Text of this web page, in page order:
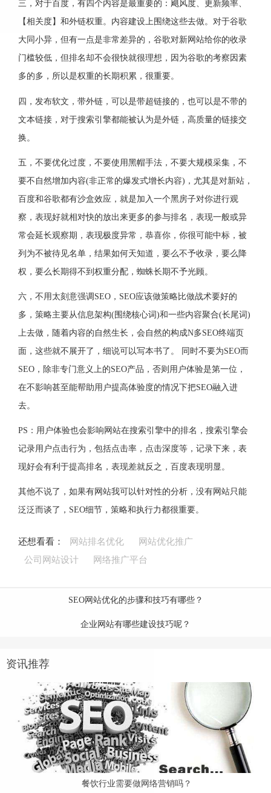
三，对于百度，有四个内容是最重要的：飓风度、更新频率、
【相关度】和外链权重。内容建设上围绕这些去做。对于谷歌
大同小异，但有一点是非常差异的，谷歌对新网站给你的收录
门槛较低，但排名却不会很快就很理想，因为谷歌的考察因素
多的多，所以是权重的长期积累，很重要。
四，发布软文，带外链，可以是带超链接的，也可以是不带的
文本链接，对于搜索引擎都能被认为是外链，高质量的链接交
换。
五，不要优化过度，不要使用黑帽手法，不要大规模采集，不
要不自然增加内容(非正常的爆发式增长内容)，尤其是对新站，
百度和谷歌都有沙盒效应，就是加入一个黑房子对你进行观
察，表现好就相对快的放出来更多的参与排名，表现一般或异
常会延长观察期，表现极度异常，恭喜你，你很可能中标，被
列为不被待见名单，结果如何天知道，要么不予收录，要么降
权，要么长期得不到权重分配，蜘蛛长期不予光顾。
六，不用太刻意强调SEO，SEO应该做策略比做战术要好的
多，策略主要从信息架构(围绕核心词)和一些内容聚合(长尾词)
上去做，随着内容的自然生长，会自然的构成N多SEO终端页
面，这些就不展开了，细说可以写本书了。 同时不要为SEO而
SEO，除非专门意义上的SEO产品，否则用户体验是第一位，
在不影响甚至能帮助用户提高体验度的情况下把SEO融入进
去。
PS：用户体验也会影响网站在搜索引擎中的排名，搜索引擎会
记录用户点击行为，包括点击率，点击深度等，记录下来，表
现好会有利于提高排名，表现差就反之，百度表现明显。
其他不说了，如果有网站我可以针对性的分析，没有网站只能
泛泛而谈了，SEO细节，策略和执行力都很重要。
还想看看： 网站排名优化
网站优化推广
公司网站设计
网络推广平台
SEO网站优化的步骤和技巧有哪些？
企业网站有哪些建设技巧呢？
资讯推荐
餐饮行业需要做网络营销吗？